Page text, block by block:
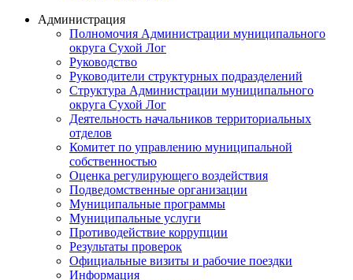
Администрация
Полномочия Администрации муниципального
округа Сухой Лог
Руководство
Руководители структурных подразделений
Структура Администрации муниципального
округа Сухой Лог
Деятельность начальников территориальных
отделов
Комитет по управлению муниципальной
собственностью
Оценка регулирующего воздействия
Подведомственные организации
Муниципальные программы
Муниципальные услуги
Противодействие коррупции
Результаты проверок
Официальные визиты и рабочие поездки
Информация